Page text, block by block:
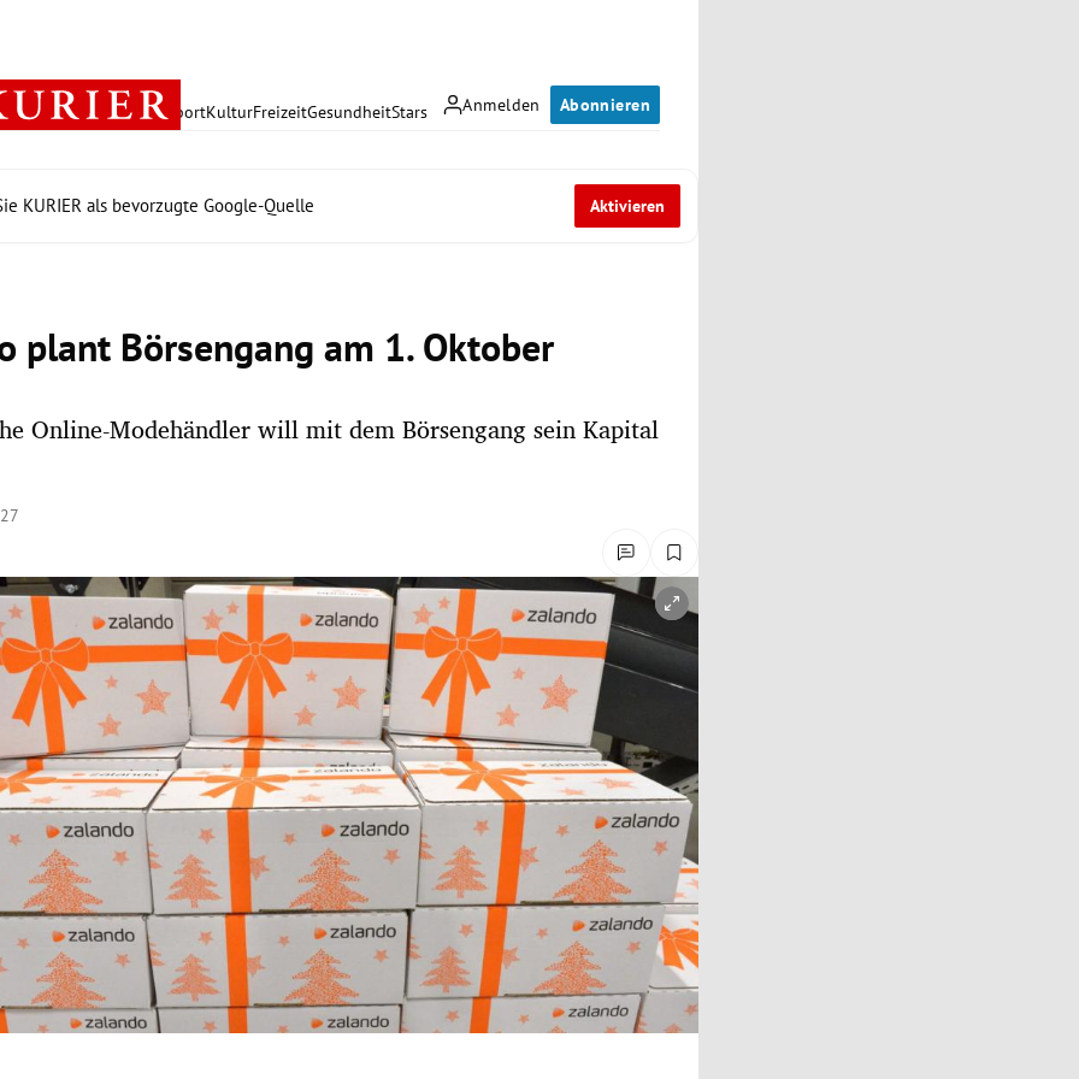
Anmelden Abonnieren
PolitikWirtschaft SportKulturFreizeitGesundheitStars
KURIER als bevorzugte Google-Quelle Aktivieren
plant Börsengang am 1. Oktober
Online-Modehändler will mit dem Börsengang sein Kapital
öffnen/schließen